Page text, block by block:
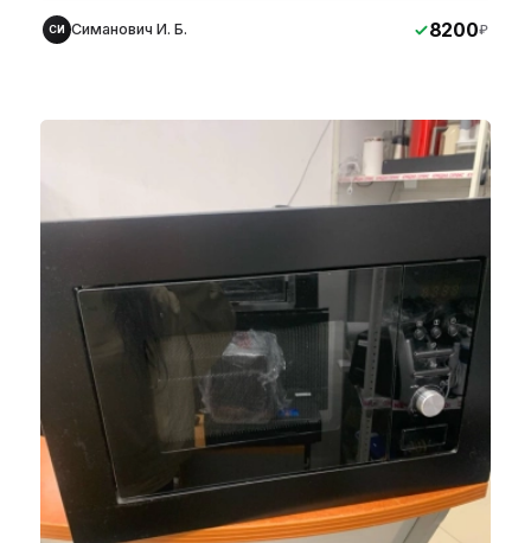
СИ Симанович И. Б. 8200₽